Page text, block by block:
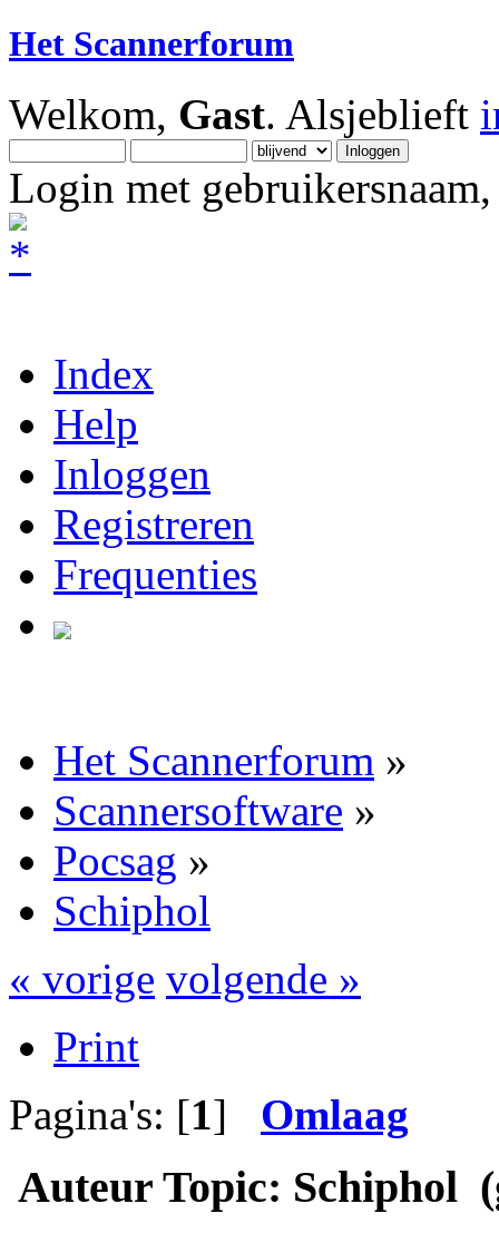
Het Scannerforum
Welkom, Gast. Alsjeblieft
Login met
Index
Help
Inloggen
Registreren
Frequenties
Het Scannerforum »
Scannersoftware »
Pocsag »
Schiphol
« vorige volgende »
Print
Pagina's: [1] Omlaag
Auteur Topic: Schiphol